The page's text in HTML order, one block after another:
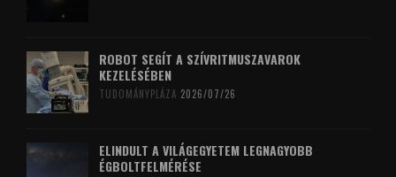
ROBOT SEGÍT A SZÍVRITMUSZAVAROK
KEZELÉSÉBEN
TUDOMÁNYPLÁZA 2026/07/26
ELINDULT A VILÁGEGYETEM LEGNAGYOBB
ÉGBOLTFELMÉRÉSE